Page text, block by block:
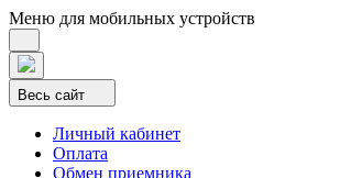
Меню для мобильных устройств
Весь сайт
Личный кабинет
Оплата
Обмен приемника